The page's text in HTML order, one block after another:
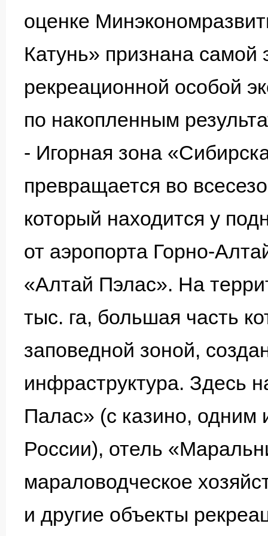
оценке
Катунь» признана самой
рекреационной особой
по накопленным
- Игорная зона
превращается во
который находится у
от аэропорта Горно-
«Алтай Пэлас». На
тыс. га, большая часть
заповедной зоной,
инфраструктура. Здесь
Палас» (с казино, одним
России), отель
мараловодческое
и другие объекты